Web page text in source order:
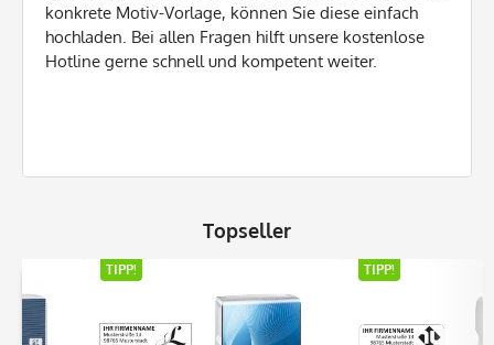
konkrete Motiv-Vorlage, können Sie diese einfach
hochladen. Bei allen Fragen hilft unsere kostenlose
Hotline gerne schnell und kompetent weiter.
Topseller